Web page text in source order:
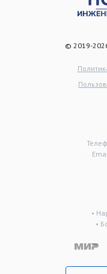
© 2019-
•
•